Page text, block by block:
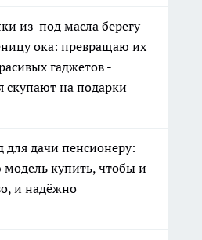
из-под масла берегу
ока: превращаю их
гаджетов -
скупают на подарки
для дачи пенсионеру:
модель купить, чтобы и
и надёжно